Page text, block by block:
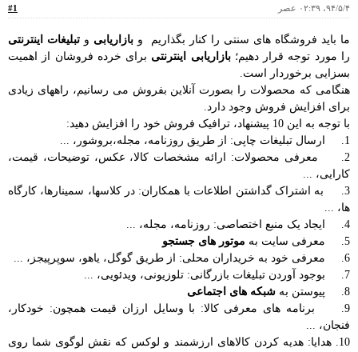
#1 ۹۴/۵/۴، ۰۲:۳۹ عصر
ما باید فروشگاه های سنتی را کنار بگذاریم و بازاریابی و تبلیغات اینترنتی
را مورد توجه قرار دهیم؛بازاریابی اینترنتی برای خرده فروشان از اهمیت
بسزایی برخوردار است.
هنگامی که محصولات را بصورت آنلاین بفروش می رسانیم، راههای زیادی
برای افزایش فروش وجود دارد.
با توجه به این 10 پیشنهاد، ترافیک فروش خود را افزایش دهید:
1. ارسال تبلیغات چاپی: از طریق روزنامه، مجله،بروشور، ...
2. معرفی محصولات: ارائه مشخصات کالا، عکس، توضیحات، قیمت،
کارایی، ...
3. به اشتراک گداشتن اطلاعات با همکاران: در کلاسها، سمینارها، کارگاه
ها، ...
4. ایجاد یک منبع اختصاصی: روزنامه، مجله، ...
5. معرفی سایت به
موتور های جستجو
6. معرفی خود به خریداران محلی: از طریق گوگل، یاهو، سوپرپیجز، ...
7. بوجود آوردن تبلیغات بازرگانی: تلوزیونی، ویدئویی، ...
8. پیوستن به
شبکه های اجتماعی
9. برنامه های معرفی کالا: با وسایل ارزان قیمت همچون: خودکار،
فنجان، ...
10. هدایا: هدیه کردن کالاهای ارزشمند و لوکس که نقش لوگوی شما روی